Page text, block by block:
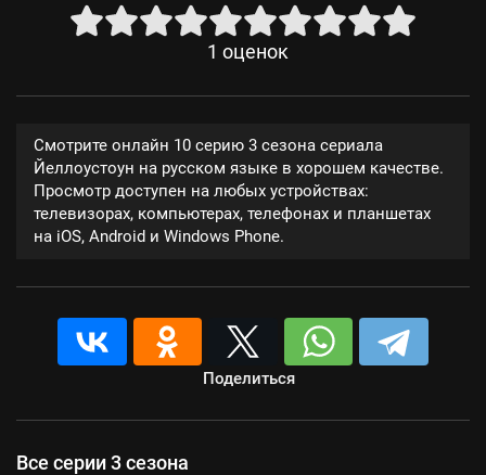
1 оценок
Смотрите онлайн 10 серию 3 сезона сериала
Йеллоустоун на русском языке в хорошем качестве.
Просмотр доступен на любых устройствах:
телевизорах, компьютерах, телефонах и планшетах
на iOS, Android и Windows Phone.
Поделиться
Все серии 3 сезона